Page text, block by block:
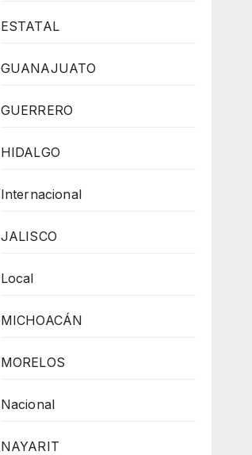
ESTATAL
GUANAJUATO
GUERRERO
HIDALGO
Internacional
JALISCO
Local
MICHOACÁN
MORELOS
Nacional
NAYARIT